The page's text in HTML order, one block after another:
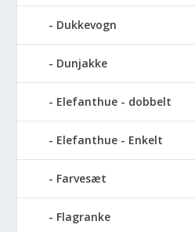
Dukkevogn
Dunjakke
Elefanthue - dobbelt
Elefanthue - Enkelt
Farvesæt
Flagranke